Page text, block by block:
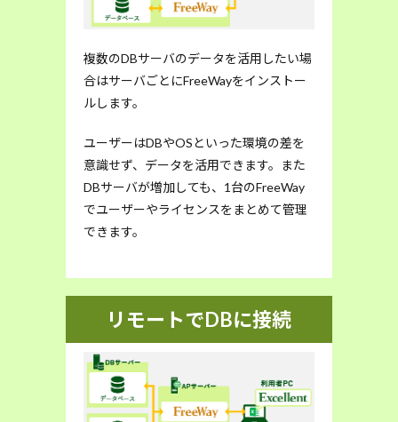
複数のDBサーバのデータを活用したい場
合はサーバごとにFreeWayをインストー
ルします。
ユーザーはDBやOSといった環境の差を
意識せず、データを活用できます。また
DBサーバが増加しても、1台のFreeWay
でユーザーやライセンスをまとめて管理
できます。
リモートでDBに接続